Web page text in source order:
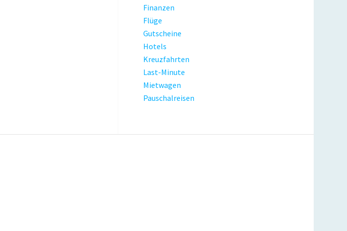
Finanzen
Flüge
Gutscheine
Hotels
Kreuzfahrten
Last-Minute
Mietwagen
Pauschalreisen